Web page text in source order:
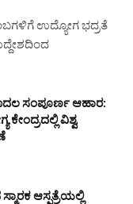
ಉದ್ಯೋಗ ಭದ್ರತೆ
ಸಂಪೂರ್ಣ ಆಹಾರ:
ವಿಶ್ವ
ಆಸ್ಪತ್ರೆಯಲ್ಲಿ